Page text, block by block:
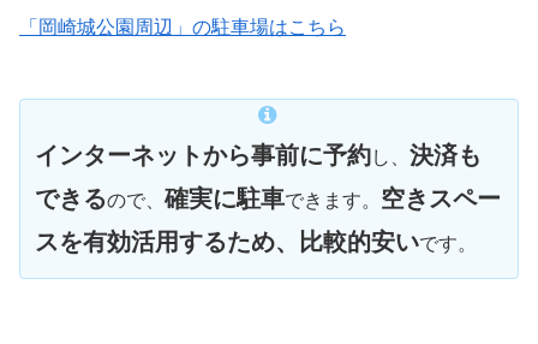
「岡崎城公園周辺」の駐車場はこちら
インターネットから事前に予約し、 決済も
できるので、 確実に駐車できます。 空きスペー
スを有効活用するため、比較的安いです。